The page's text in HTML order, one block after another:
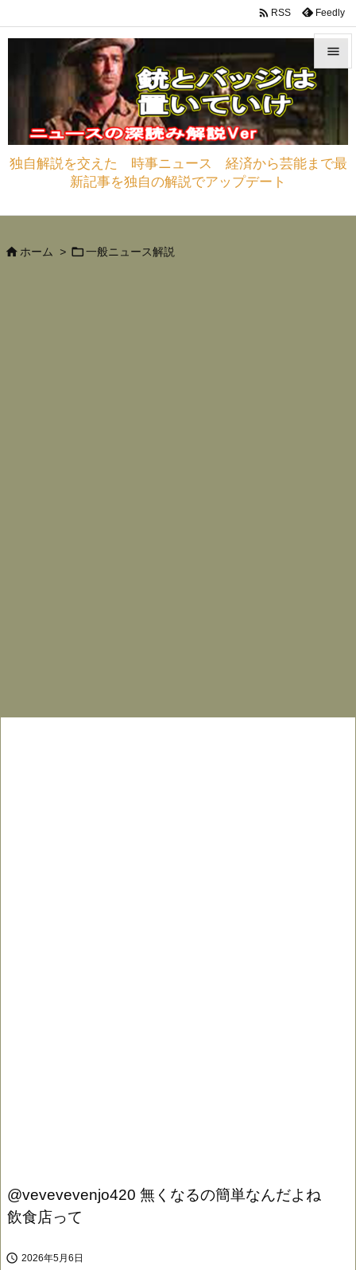
独自解説を交えた 時事ニュース 経済から芸能まで最
新記事を独自の解説でアップデート


サイド


 RSS Feedly
 ホーム >  一般ニュース解説
@vevevevenjo420 無くなるの簡単なんだよね
飲食店って
 2026年5月6日